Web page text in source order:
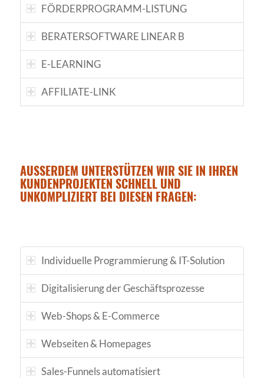
FÖRDERPROGRAMM-LISTUNG
BERATERSOFTWARE LINEAR B
E-LEARNING
AFFILIATE-LINK
AUSSERDEM UNTERSTÜTZEN WIR SIE IN IHREN K
UNDENPROJEKTEN SCHNELL UND U
NKOMPLIZIERT BEI DIESEN FRAGEN:
Individuelle Programmierung & IT-Solution
Digitalisierung der Geschäftsprozesse
Web-Shops & E-Commerce
Webseiten & Homepages
Sales-Funnels automatisiert